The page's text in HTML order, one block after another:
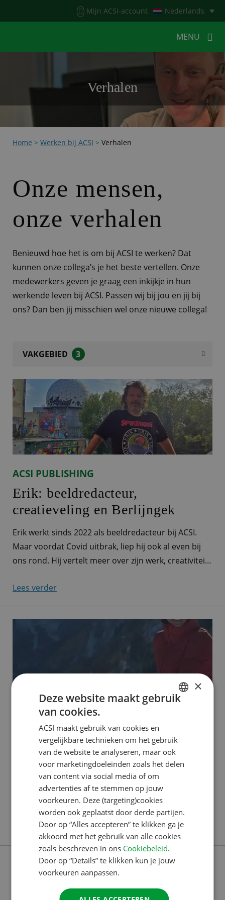
Mijn ACSI-account Nederlands
MENU
HOME
VOOR KAMPEERDERS
VOOR CAMPINGSKAMPEERNIEUWS
Verhalen
Home > Werken bij ACSI > Verhalen
Onze mensen,
onze verhalen
Benieuwd hoe het is om bij ACSI te werken? Dat
kunnen onze collega’s je het beste vertellen. Onze
medewerkers geven je graag een inkijkje in hun
werkende leven bij ACSI. Passen wij bij jou en jij bij
ons? Dan ben jij misschien wel onze nieuwe collega!
VAKGEBIED 3
ACSI PUBLISHING
Erik: beeldredacteur,
creatieveling en Berlijngek
Erik werkt sinds 2022 als beeldredacteur bij ACSI.
Maar voordat Covid uitbrak, liep hij ook al even bij
ons rond. Hij vertelt meer over zijn werk, creativiteit
je handen “Ik werk als beeldredacteur voor ACSI.
gebruiken, waarvoor dan ook,
Lees verder
ACSI PUBLISHING
Dilek: van klantenservice tot
ACSI Awards
Dilek begon in 2016 bij het Customer Contact
Center. “Ik kom oorspronkelijk uit Berlijn, Duitsland,
en ik wilde per se iets doen waarbij ik Duits kon
blijven spreken. Ik had nog geen werkervaring,
behalve een maand in een winkel, en sprak ook nog
geen goed Nederlands. Via een uitzendbureau kwam
ik bij ACSI terecht. Ik
Lees verder
FRENCH
GERMAN
SPANISH
SWEDISH
×
Deze website maakt gebruik
van cookies.
ACSI maakt gebruik van cookies en
vergelijkbare technieken om het gebruik
van de website te analyseren, maar ook
voor marketingdoeleinden zoals het delen
van content via social media of om
advertenties af te stemmen op jouw
voorkeuren. Deze (targeting)cookies
worden ook geplaatst door derde partijen.
Door op “Alles accepteren” te klikken ga je
akkoord met het gebruik van alle cookies
zoals beschreven in ons Cookiebeleid.
Door op “Details” te klikken kun je jouw
voorkeuren aanpassen.